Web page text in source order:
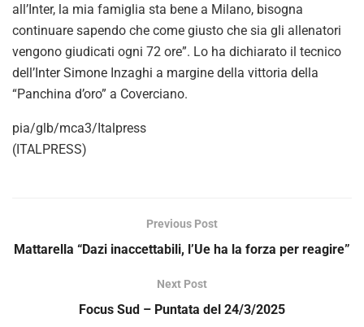
e
o
all’Inter, la mia famiglia sta bene a Milano, bisogna
continuare sapendo che come giusto che sia gli allenatori
vengono giudicati ogni 72 ore”. Lo ha dichiarato il tecnico
dell’Inter Simone Inzaghi a margine della vittoria della
“Panchina d’oro” a Coverciano.
pia/glb/mca3/Italpress
(ITALPRESS)
Previous Post
Mattarella “Dazi inaccettabili, l’Ue ha la forza per reagire”
Next Post
Focus Sud – Puntata del 24/3/2025